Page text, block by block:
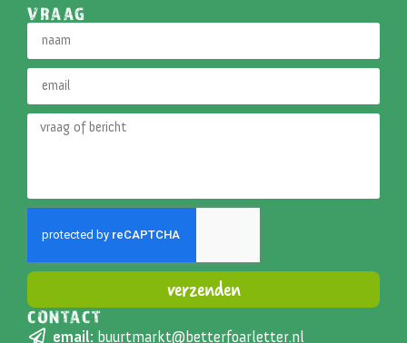
VRAAG
verzenden
Alternative:
CONTACT
email: buurtmarkt@betterfoarletter.nl